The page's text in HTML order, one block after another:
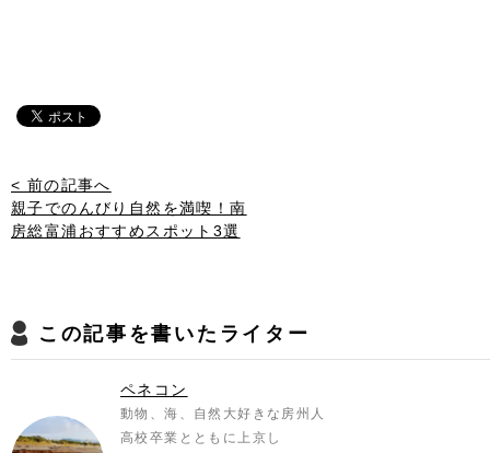
< 前の記事へ
親子でのんびり自然を満喫！南
房総富浦おすすめスポット3選
この記事を書いたライター
ペネコン
動物、海、自然大好きな房州人
高校卒業とともに上京し